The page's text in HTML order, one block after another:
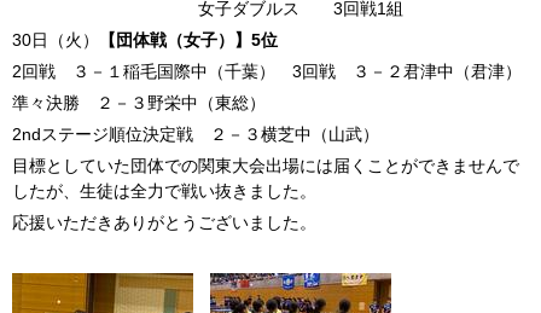
女子ダブルス 3回戦1組
30日（火）
【団体戦（女子）】5位
2回戦 ３－１稲毛国際中（千葉） 3回戦 ３－２君津中（君津）
準々決勝 ２－３野栄中（東総）
2ndステージ順位決定戦 ２－３横芝中（山武）
目標としていた団体での関東大会出場には届くことができませんで
したが、生徒は全力で戦い抜きました。
応援いただきありがとうございました。